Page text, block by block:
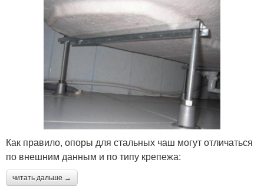
Как правило, опоры для стальных чаш могут отличаться
по внешним данным и по типу крепежа:
читать дальше →